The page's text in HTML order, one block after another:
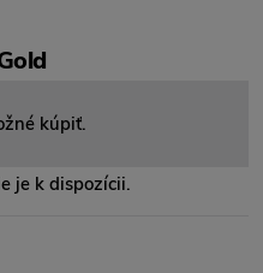
kúpiť.
je k dispozícii.